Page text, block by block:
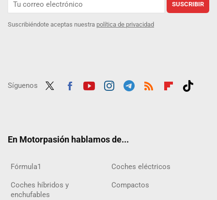
SUSCRIBIR
Suscribiéndote aceptas nuestra política de privacidad
Síguenos
En Motorpasión hablamos de...
Fórmula1 Coches eléctricos
Coches híbridos y
enchufables
Compactos